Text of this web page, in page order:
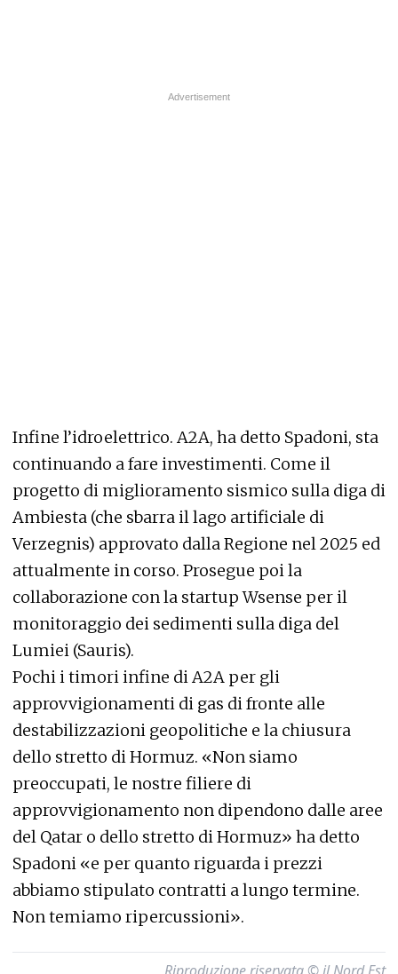
Infine l’idroelettrico. A2A, ha detto Spadoni, sta
continuando a fare investimenti. Come il
progetto di miglioramento sismico sulla diga di
Ambiesta (che sbarra il lago artificiale di
Verzegnis) approvato dalla Regione nel 2025 ed
attualmente in corso. Prosegue poi la
collaborazione con la startup Wsense per il
monitoraggio dei sedimenti sulla diga del
Lumiei (Sauris).
Pochi i timori infine di A2A per gli
approvvigionamenti di gas di fronte alle
destabilizzazioni geopolitiche e la chiusura
dello stretto di Hormuz. «Non siamo
preoccupati, le nostre filiere di
approvvigionamento non dipendono dalle aree
del Qatar o dello stretto di Hormuz» ha detto
Spadoni «e per quanto riguarda i prezzi
abbiamo stipulato contratti a lungo termine.
Non temiamo ripercussioni».
Riproduzione riservata © il Nord Est